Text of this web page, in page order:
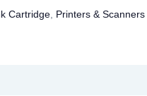
Cartridge, Printers & Scanners